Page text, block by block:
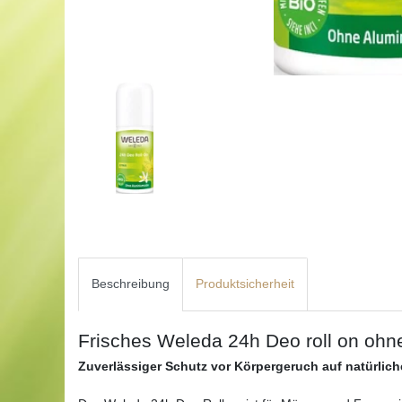
Beschreibung Produktsicherheit
Frisches Weleda 24h Deo roll on
Zuverlässiger Schutz vor Körpergeruch auf